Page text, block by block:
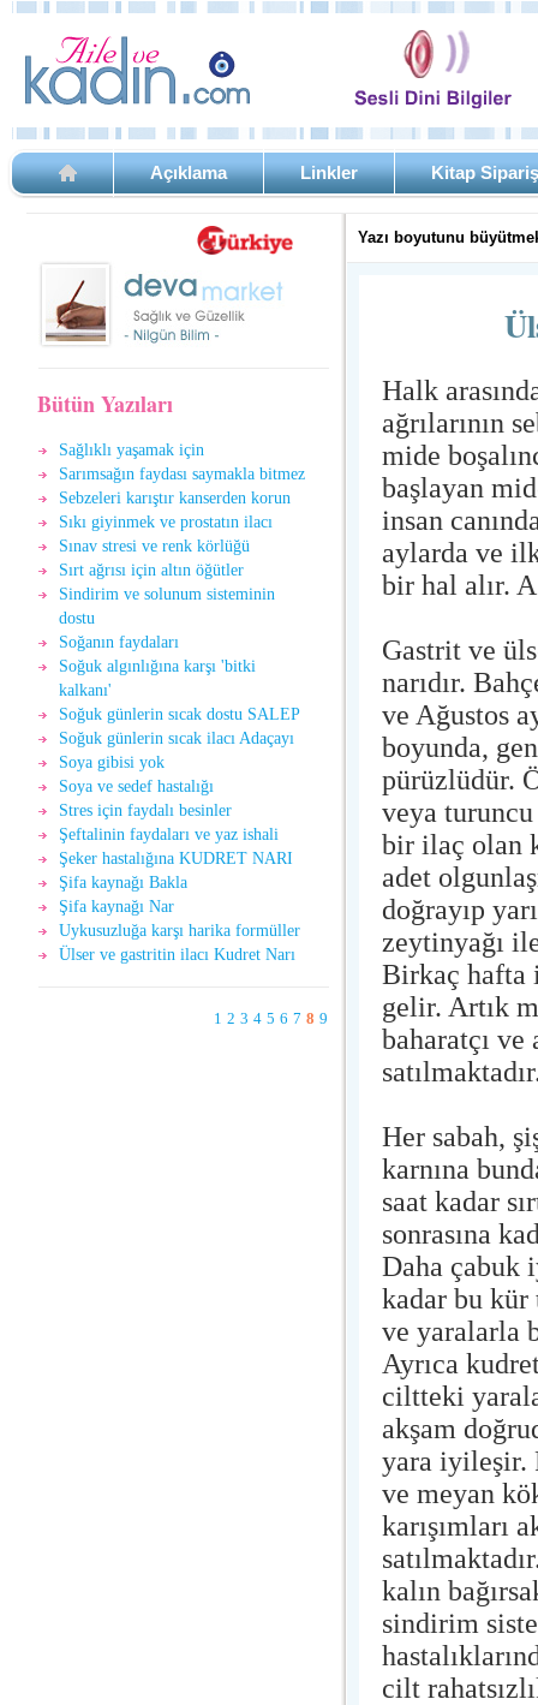
Açıklama Linkler Kitap
Bütün Yazıları
Sağlıklı yaşamak için
Sarımsağın faydası saymakla bitmez
Sebzeleri karıştır kanserden korun
Sıkı giyinmek ve prostatın ilacı
Sınav stresi ve renk körlüğü
Sırt ağrısı için altın öğütler
Sindirim ve solunum sisteminin
dostu
Soğanın faydaları
Soğuk algınlığına karşı 'bitki
kalkanı'
Soğuk günlerin sıcak dostu SALEP
Soğuk günlerin sıcak ilacı Adaçayı
Soya gibisi yok
Soya ve sedef hastalığı
Stres için faydalı besinler
Şeftalinin faydaları ve yaz ishali
Şeker hastalığına KUDRET NARI
Şifa kaynağı Bakla
Şifa kaynağı Nar
Uykusuzluğa karşı harika formüller
Ülser ve gastritin ilacı Kudret Narı
1 2 3 4 5 6 7 8 9
Yazı boyutunu
Halk
ağrılarının
mide
başlayan
insan
aylarda ve
bir hal alır.
Gastrit ve
narıdır.
ve Ağustos
boyunda,
pürüzlüdür.
veya
bir ilaç olan
adet
doğrayıp
zeytinyağı
Birkaç hafta
gelir. Artık
baharatçı
Her sabah,
karnına
saat kadar
sonrasına
Daha çabuk
kadar bu
ve yaralarla
Ayrıca
ciltteki
akşam
yara iyileşir.
ve meyan
karışımları
kalın
sindirim
cilt